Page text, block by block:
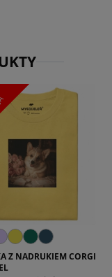
Z NADRUKIEM CORGI